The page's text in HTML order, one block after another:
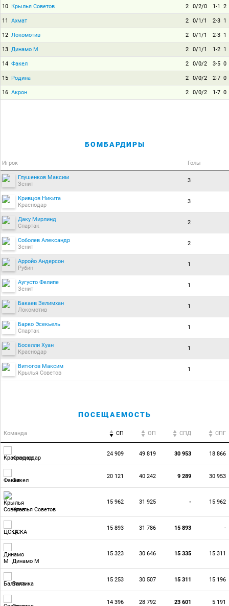
10 Крылья Советов 2 0/2/0 1-1 2
11 Ахмат 2 0/1/1 2-3 1
12 Локомотив 2 0/1/1 2-3 1
13 Динамо М 2 0/1/1 1-2 1
14 Факел 2 0/0/2 3-5 0
15 Родина 2 0/0/2 2-7 0
16 Акрон 2 0/0/2 1-7 0
БОМБАРДИРЫ
Игрок Голы
Глушенков Максим
Зенит
3
Кривцов Никита
Краснодар
3
Даку Мирлинд
Спартак
2
Соболев Александр
Зенит
2
Арройо Андерсон
Рубин
1
Аугусто Фелипе
Зенит
1
Бакаев Зелимхан
Локомотив
1
Барко Эсекьель
Спартак
1
Боселли Хуан
Краснодар
1
Витюгов Максим
Крылья Советов
1
ПОСЕЩАЕМОСТЬ
Команда СП ОП CПД CПГ
Краснодар
24 909 49 819 30 953 18 866
Факел
20 121 40 242 9 289 30 953
Крылья Советов
15 962 31 925 - 15 962
ЦСКА
15 893 31 786 15 893 -
Динамо М
15 323 30 646 15 335 15 311
Балтика
15 253 30 507 15 311 15 196
14 396 28 792 23 601 5 191